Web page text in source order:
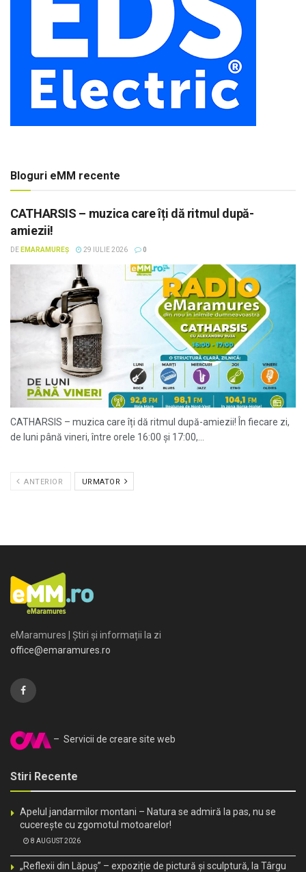
Bloguri eMM recente
CATHARSIS – muzica care îți dă ritmul după-
amiezii!
DE EMARAMUREȘ 29 IULIE 2026 0
CATHARSIS – muzica care îți dă ritmul după-amiezii! În fiecare zi,
de luni până vineri, între orele 16:00 și 17:00,...
ANTERIOR URMATOR
eMaramures | Știri și informații la zi
office@emaramures.ro
– Servicii de creare site web
Stiri Recente
Apelul jandarmilor montani – Natura se admiră la pas, nu se
cucerește cu zgomotul motoarelor!
8 AUGUST 2026
„Reflexii din Lăpuș” – expoziție de pictură și sculptură, la Târgu